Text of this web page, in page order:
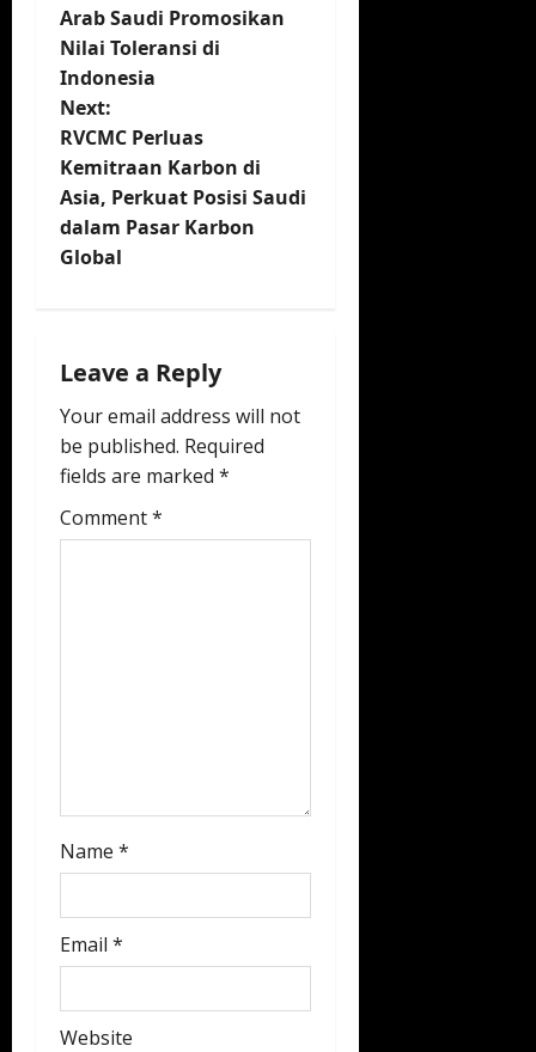
o
s
t
n
a
v
g
a
t
i
Arab Saudi Promosikan
Nilai Toleransi di
Indonesia
Next:
RVCMC Perluas
Kemitraan Karbon di
Asia, Perkuat Posisi Saudi
dalam Pasar Karbon
Global
Leave a Reply
Your email address will not
be published. Required
fields are marked *
Comment*
Name *
Email *
Website